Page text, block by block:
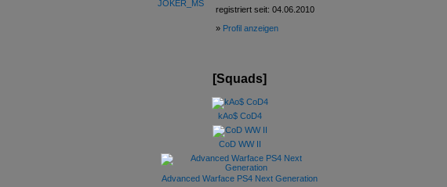
registriert seit: 04.06.2010
» Profil anzeigen
[Squads]
kAo$ CoD4
CoD WW II
Advanced Warface PS4 Next Generation